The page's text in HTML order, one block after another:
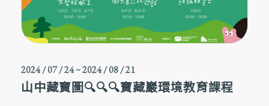
2024 / 07 / 24~2024 / 08 / 21
山中藏寶圖🔍🔍🔍寶藏巖環境教育課程